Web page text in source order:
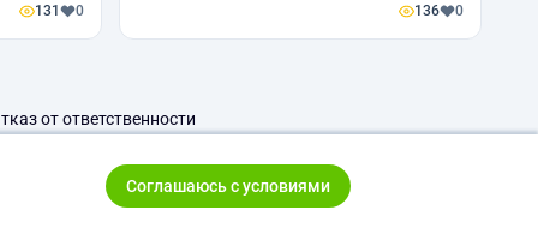
131 0 136 0
от ответственности
Соглашаюсь с условиями